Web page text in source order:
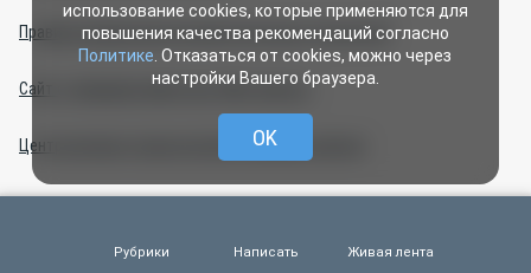
Правила применения рекомендательных технологий
Сайт о домашних животных «Моё зверьё»
Центр интернет-проектов (изготовление сайтов)
Рубрики Написать Живая лента
использование cookies, которые применяются для
повышения качества рекомендаций согласно
Политике . Отказаться от cookies, можно через
настройки Вашего браузера.
OK